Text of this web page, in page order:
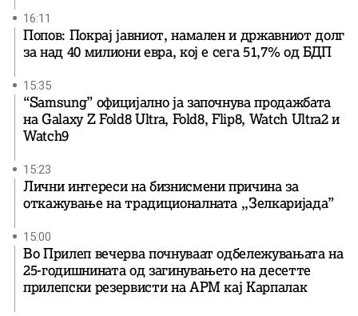
16:11
Попов: Покрај јавниот, намален и државниот долг
за над 40 милиони евра, кој e сега 51,7% од БДП
15:35
“Samsung” официјално ја започнува продажбата
на Galaxy Z Fold8 Ultra, Fold8, Flip8, Watch Ultra2 и
Watch9
15:23
Лични интереси на бизнисмени причина за
откажување на традиционалната ,,Зелкаријада”
15:00
Во Прилеп вечерва почнуваат одбележувањата на
25-годишнината од загинувањето на десетте
прилепски резервисти на АРМ кај Карпалак